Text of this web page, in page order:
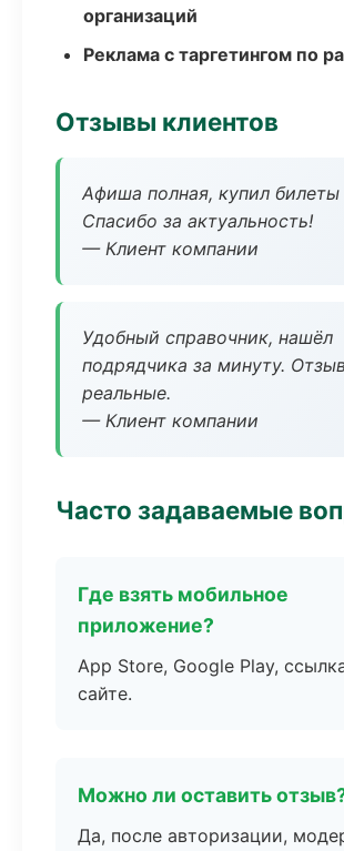
организаций
Реклама с таргетингом по
Отзывы клиентов
Афиша полная, купил билеты
Спасибо за актуальность!
— Клиент компании
Удобный справочник, нашёл
подрядчика за минуту.
реальные.
— Клиент компании
Часто задаваемые
Где взять мобильное
приложение?
App Store, Google Play,
сайте.
Можно ли оставить
Да, после авторизации,